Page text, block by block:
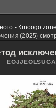
- Kinoogo.zone
(2025)